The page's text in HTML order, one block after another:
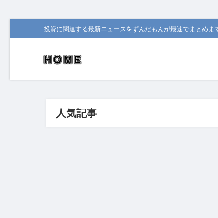
投資に関連する最新ニュースをずんだもんが最速でまとめま
人気記事